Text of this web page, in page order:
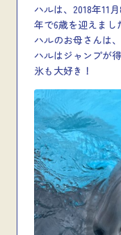
ハルは、2018年11
年で6歳を迎えまし
ハルのお母さんは
ハルはジャンプが
氷も大好き！